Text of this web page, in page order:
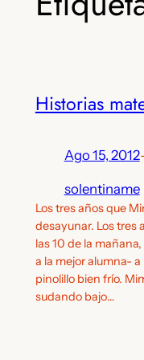
Historias
Ago 15, 2012
solentiname
Los tres años que
desayunar. Los tres
las 10 de la
a la mejor alumna-
pinolillo bien frío.
sudando bajo…